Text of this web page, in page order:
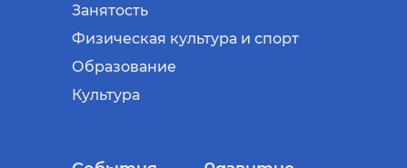
Занятость
Физическая культура и спорт
Образование
Культура